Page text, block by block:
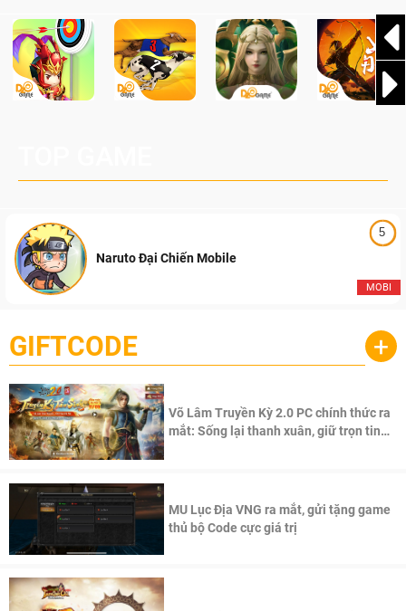
5
MOBI
Naruto Đại Chiến Mobile
GIFTCODE +
Võ Lâm Truyền Kỳ 2.0 PC chính thức ra
mắt: Sống lại thanh xuân, giữ trọn tinh
MU Lục Địa VNG ra mắt, gửi tặng game
thủ bộ Code cực giá trị